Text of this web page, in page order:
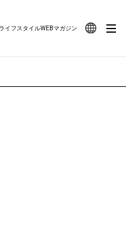
イフスタイルWEBマガジン
#OUTDOOR